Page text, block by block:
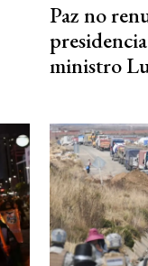
Paz no
ministro